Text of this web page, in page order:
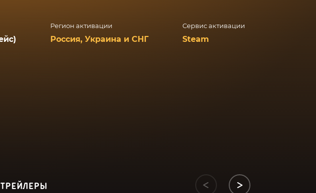
Регион активации
Россия, Украина и СНГ
Сервис активации
Steam
ТРЕЙЛЕРЫ